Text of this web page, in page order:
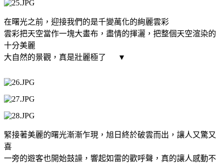
在曙光之前，迎接我們的是千變萬化的絢麗雲彩
雲彩把天空當作一塊大畫布，盡情的揮灑，把整個天空渲染的
十分美麗
大自然的景觀，真是壯麗極了
▼
緊接著美麗的曙光漸漸乍現，旭日終於破雲而出，讓人又驚又
喜
一旁的遊客也開始鼓譟，響起如雷的歡呼聲，真的讓人感動不